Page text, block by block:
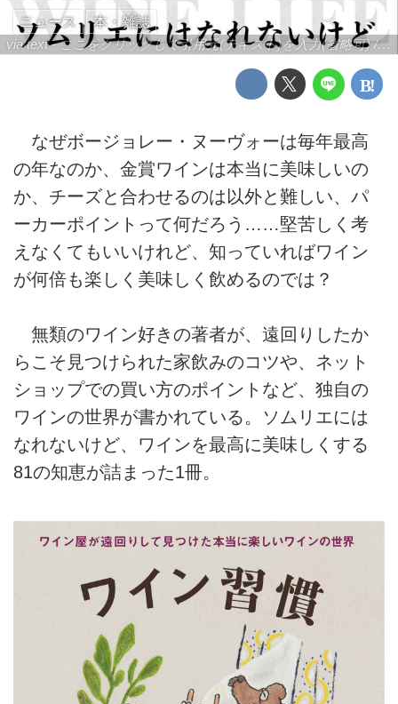
via text - ここをクリックして引用元(テキスト)を入力(省略可) / site.to.link.com - ここをクリックして引用元を入力(省略可)
ニュース 本・雑誌
なぜボージョレー・ヌーヴォーは毎年最高
の年なのか、金賞ワインは本当に美味しいの
か、チーズと合わせるのは以外と難しい、パ
ーカーポイントって何だろう……堅苦しく考
えなくてもいいけれど、知っていればワイン
が何倍も楽しく美味しく飲めるのでは？
無類のワイン好きの著者が、遠回りしたか
らこそ見つけられた家飲みのコツや、ネット
ショップでの買い方のポイントなど、独自の
ワインの世界が書かれている。ソムリエには
なれないけど、ワインを最高に美味しくする
81の知恵が詰まった1冊。